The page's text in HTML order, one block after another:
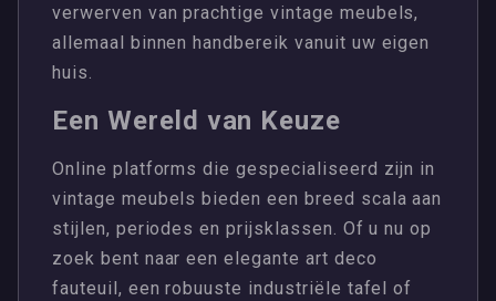
verwerven van prachtige vintage meubels,
allemaal binnen handbereik vanuit uw eigen
huis.
Een Wereld van Keuze
Online platforms die gespecialiseerd zijn in
vintage meubels bieden een breed scala aan
stijlen, periodes en prijsklassen. Of u nu op
zoek bent naar een elegante art deco
fauteuil, een robuuste industriële tafel of